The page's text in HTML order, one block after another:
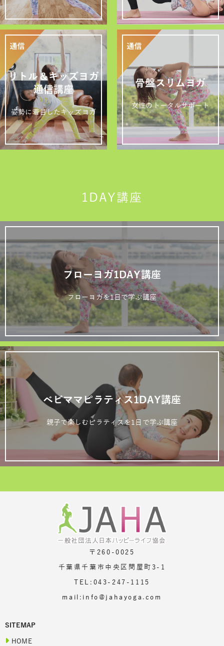
リトル＆キッズヨガ
通信講座
姿勢に着目したキッズヨガ
骨盤スリムヨガ
女性のトータルサポート
1DAY講座
フローヨガ1DAY講座
フローヨガを1日で学ぶ講座
ベビママピラティス1DAY講座
親子で楽しむピラティスを1日で学ぶ講座
〒260-0025
千葉県千葉市中央区問屋町3-1
TEL:043-247-1115
mail:info@jahayoga.com
SITEMAP
HOME